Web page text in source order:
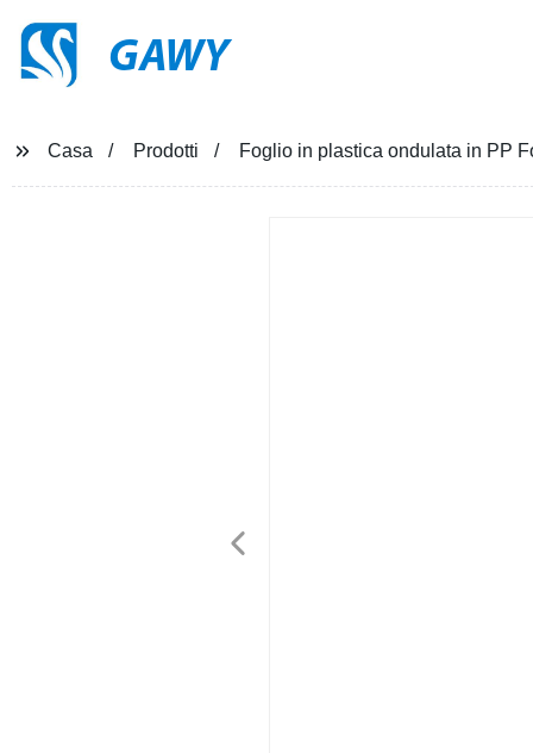
GAWY
Casa Prodotti Foglio in plastica ondulata in PP